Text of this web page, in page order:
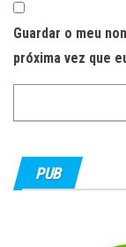
Guardar o meu
próxima vez que
PUB